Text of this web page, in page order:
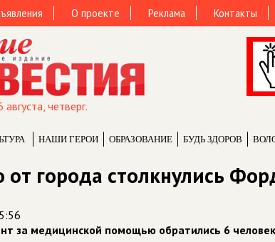
О проекте Реклама Контакты
четверг.
НАШИ ГЕРОИ ОБРАЗОВАНИЕ БУДЬ ЗДОРОВ
от города столкнулись
за медицинской помощью обратились 6